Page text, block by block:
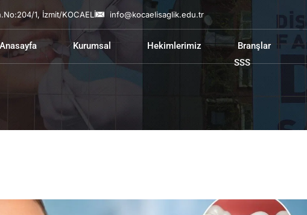
1, İzmit/KOCAELİ info@kocaelisaglik.edu.tr
Anasayfa Kurumsal Hekimlerimiz Branşlar
SSS